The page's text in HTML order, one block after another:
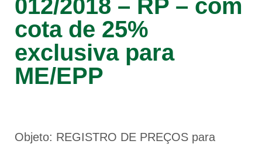
012/2018 – RP – com
cota de 25%
exclusiva para
ME/EPP
Objeto: REGISTRO DE PREÇOS para